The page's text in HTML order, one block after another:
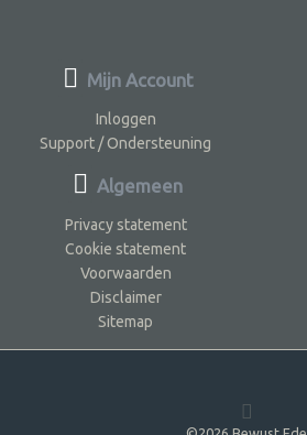
Mijn Account
Inloggen
Support / Ondersteuning
Algemeen
Privacy statement
Cookie statement
Voorwaarden
Disclaimer
Sitemap